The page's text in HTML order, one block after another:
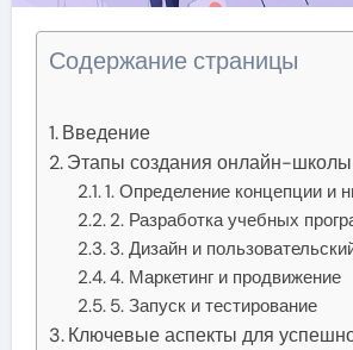
Содержание страницы
Введение
Этапы создания онлайн-школы
1. Определение концепции и
2. Разработка учебных
3. Дизайн и
4. Маркетинг и продвижение
5. Запуск и тестирование
Ключевые аспекты для